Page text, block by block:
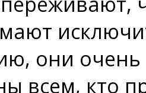
они очень
всем, кто